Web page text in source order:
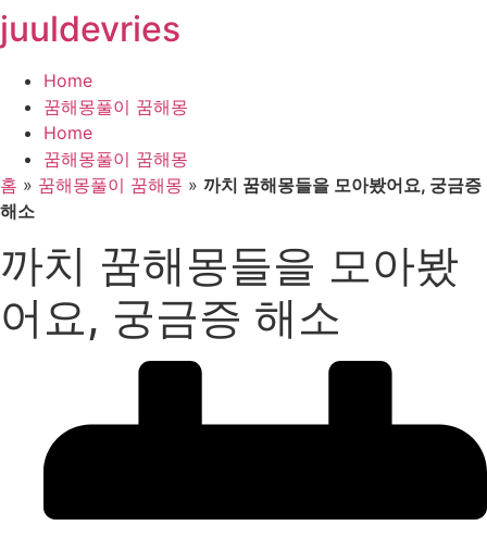
콘
텐
뛰
기
juuldevries
Home
꿈해몽풀이 꿈해몽
Home
꿈해몽풀이 꿈해몽
홈 » 꿈해몽풀이 꿈해몽 » 까치 꿈해몽들을 모아봤어요, 궁금증
해소
까치 꿈해몽들을 모아봤
어요, 궁금증 해소